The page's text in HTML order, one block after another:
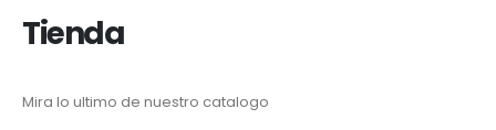
Tienda
Mira lo ultimo de nuestro catalogo